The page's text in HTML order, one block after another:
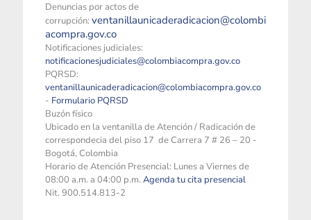
Denuncias por actos de
corrupción: ventanillaunicaderadicacion@colombi
acompra.gov.co
Notificaciones judiciales:
notificacionesjudiciales@colombiacompra.gov.co
PQRSD:
ventanillaunicaderadicacion@colombiacompra.gov.co
- Formulario PQRSD
Buzón físico
Ubicado en la ventanilla de Atención / Radicación de
correspondecia del piso 17 de Carrera 7 # 26 – 20 -
Bogotá, Colombia
Horario de Atención Presencial: Lunes a Viernes de
08:00 a.m. a 04:00 p.m. Agenda tu cita presencial
Nit. 900.514.813-2